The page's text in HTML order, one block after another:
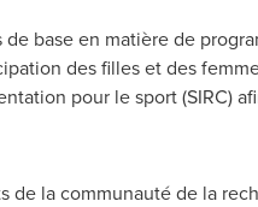
base en matière de
des filles et des
pour le sport (SIRC)
de la communauté de la